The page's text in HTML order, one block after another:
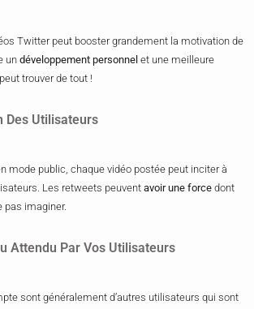
Twitter peut booster grandement la motivation de
un développement personnel et une meilleure
trouver de tout !
Des Utilisateurs
mode public, chaque vidéo postée peut inciter à
Les retweets peuvent avoir une force dont
pas imaginer.
Attendu Par Vos Utilisateurs
sont généralement d’autres utilisateurs qui sont